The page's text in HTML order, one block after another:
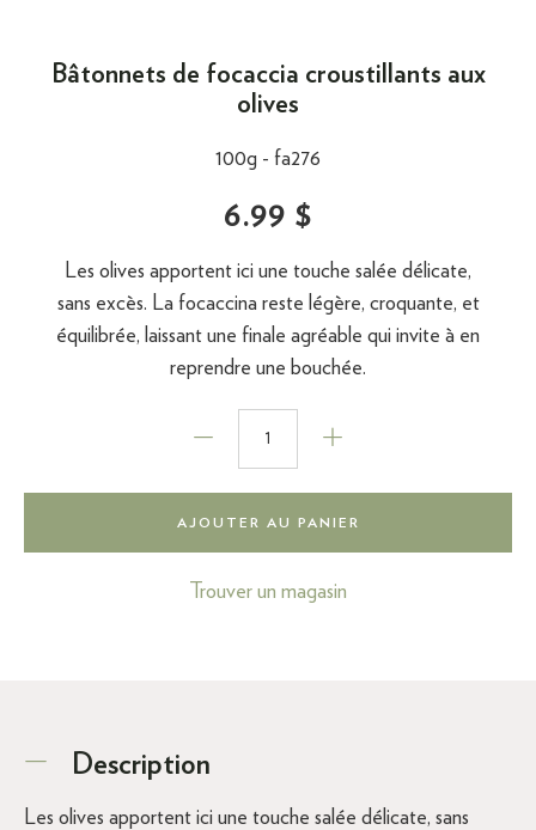
Bâtonnets de focaccia croustillants aux
olives
100g - fa276
6.99 $
Les olives apportent ici une touche salée délicate,
sans excès. La focaccina reste légère, croquante, et
équilibrée, laissant une finale agréable qui invite à en
reprendre une bouchée.
AJOUTER AU PANIER
Trouver un magasin
Description
Les olives apportent ici une touche salée délicate, sans